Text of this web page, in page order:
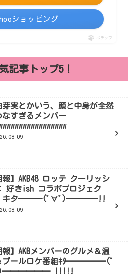
ショッピング
ポチップ
記事トップ5！
芽実とかいう、顔と中身が全然
なすぎるメンバー
報】AKB48 ロッテ クーリッシ
好きish コラボプロジェク
キタ━━━(ﾟ∀ﾟ)━━━━!!
報】AKBメンバーのグルメ＆温
プールロケ番組ｷﾀ━━━━━(ﾟ
)━━━━━━ !!!!!